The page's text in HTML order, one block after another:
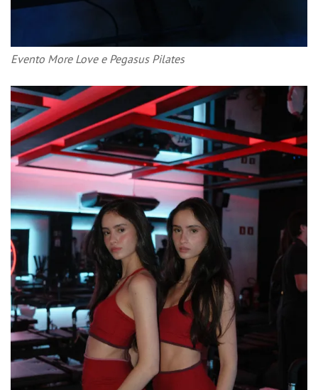
Evento More Love e Pegasus Pilates